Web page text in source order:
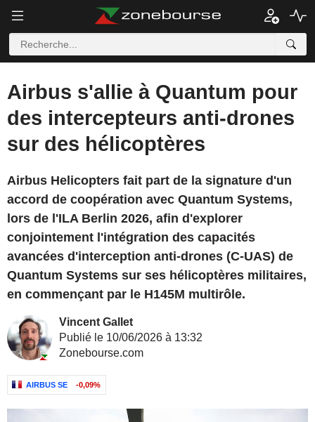
Airbus s'allie à Quantum pour
des intercepteurs anti-drones
sur des hélicoptères
Airbus Helicopters fait part de la signature d'un
accord de coopération avec Quantum Systems,
lors de l'ILA Berlin 2026, afin d'explorer
conjointement l'intégration des capacités
avancées d'interception anti-drones (C-UAS) de
Quantum Systems sur ses hélicoptères militaires,
en commençant par le H145M multirôle.
Vincent Gallet
Publié le 10/06/2026 à 13:32
Zonebourse.com
AIRBUS SE -0,09%